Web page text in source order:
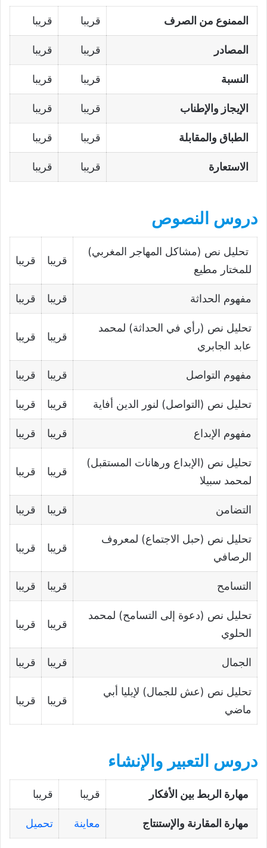
الممنوع من الصرف قريبا قريبا
المصادر قريبا قريبا
النسبة قريبا قريبا
الإيجاز والإطناب قريبا قريبا
الطباق والمقابلة قريبا قريبا
الاستعارة قريبا قريبا
دروس النصوص
تحليل نص (مشاكل المهاجر المغربي)
للمختار مطيع
قريبا قريبا
مفهوم الحداثة قريبا قريبا
تحليل نص (رأي في الحداثة) لمحمد
عابد الجابري
قريبا قريبا
مفهوم التواصل قريبا قريبا
تحليل نص (التواصل) لنور الدين أفاية قريبا قريبا
مفهوم الإبداع قريبا قريبا
تحليل نص (الإبداع ورهانات المستقبل)
لمحمد سبيلا
قريبا قريبا
التضامن قريبا قريبا
تحليل نص (حبل الاجتماع) لمعروف
الرصافي
قريبا قريبا
التسامح قريبا قريبا
تحليل نص (دعوة إلى التسامح) لمحمد
الحلوي
قريبا قريبا
الجمال قريبا قريبا
تحليل نص (عش للجمال) لإيليا أبي
ماضي
قريبا قريبا
دروس التعبير والإنشاء
مهارة الربط بين الأفكار قريبا قريبا
مهارة المقارنة والإستنتاج معاينة تحميل